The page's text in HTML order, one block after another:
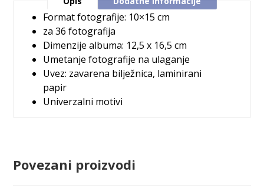
Format fotografije: 10×15 cm
za 36 fotografija
Dimenzije albuma: 12,5 x 16,5 cm
Umetanje fotografije na ulaganje
Uvez: zavarena bilježnica, laminirani
papir
Univerzalni motivi
Povezani proizvodi